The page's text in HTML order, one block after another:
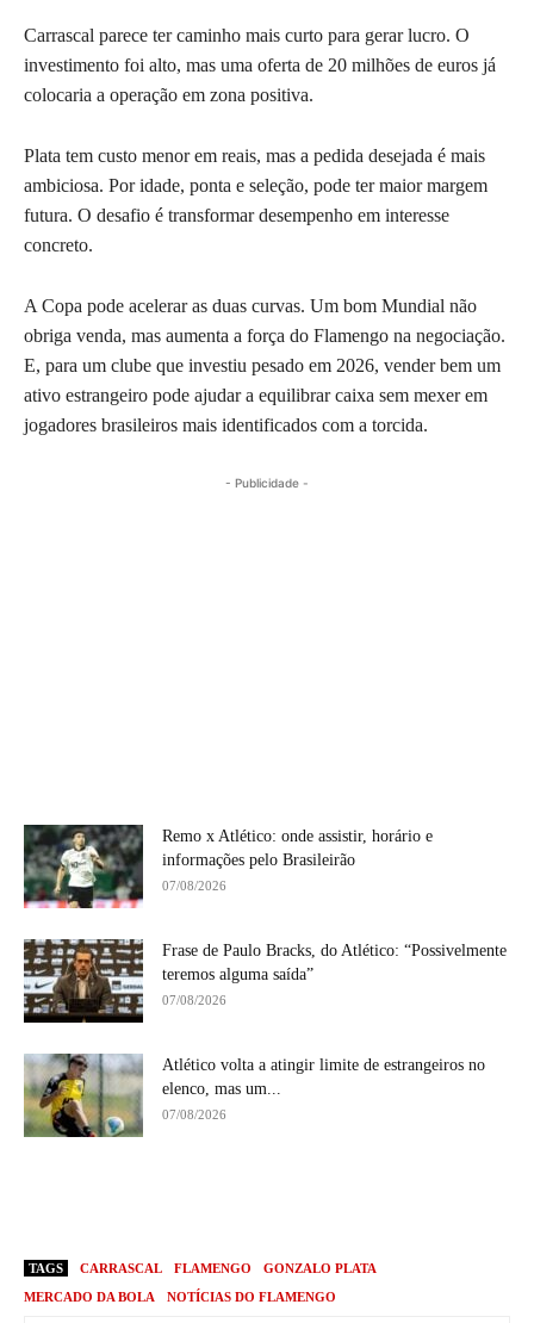
Carrascal parece ter caminho mais curto para gerar lucro. O
investimento foi alto, mas uma oferta de 20 milhões de euros já
colocaria a operação em zona positiva.
Plata tem custo menor em reais, mas a pedida desejada é mais
ambiciosa. Por idade, ponta e seleção, pode ter maior margem
futura. O desafio é transformar desempenho em interesse
concreto.
A Copa pode acelerar as duas curvas. Um bom Mundial não
obriga venda, mas aumenta a força do Flamengo na negociação.
E, para um clube que investiu pesado em 2026, vender bem um
ativo estrangeiro pode ajudar a equilibrar caixa sem mexer em
jogadores brasileiros mais identificados com a torcida.
- Publicidade -
Remo x Atlético: onde assistir, horário e
informações pelo Brasileirão
07/08/2026
Frase de Paulo Bracks, do Atlético: “Possivelmente
teremos alguma saída”
07/08/2026
Atlético volta a atingir limite de estrangeiros no
elenco, mas um...
07/08/2026
TAGS CARRASCAL FLAMENGO
GONZALO PLATA
MERCADO DA BOLA
NOTÍCIAS DO FLAMENGO